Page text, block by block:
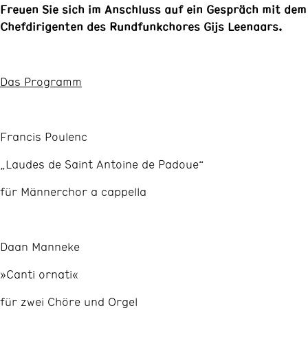
Freuen Sie sich im Anschluss auf ein Gespräch mit dem
Chefdirigenten des Rundfunkchores Gijs Leenaars.
Das Programm
Francis Poulenc
„Laudes de Saint Antoine de Padoue“
für Männerchor a cappella
Daan Manneke
»Canti ornati«
für zwei Chöre und Orgel